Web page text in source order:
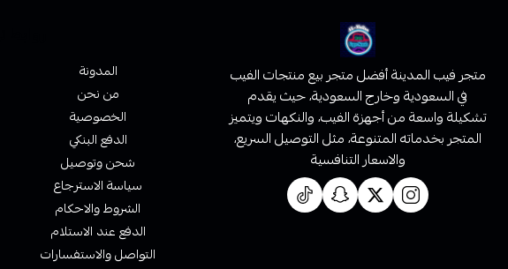
متجر فيب المدينة أفضل متجر بيع منتجات الفيب
في السعودية وخارج السعودية، حيث يقدم
تشكيلة واسعة من أجهزة الفيب، والنكهات ويتميز
المتجر بخدماته المتنوعة، مثل التوصيل السريع،
والاسعار التنافسية
المدونة
من نحن
الخصوصية
الدفع البنكي
شحن وتوصيل
سياسة الاسترجاع
الشروط والاحكام
الدفع عند الاستلام
التواصل والاستفسارات